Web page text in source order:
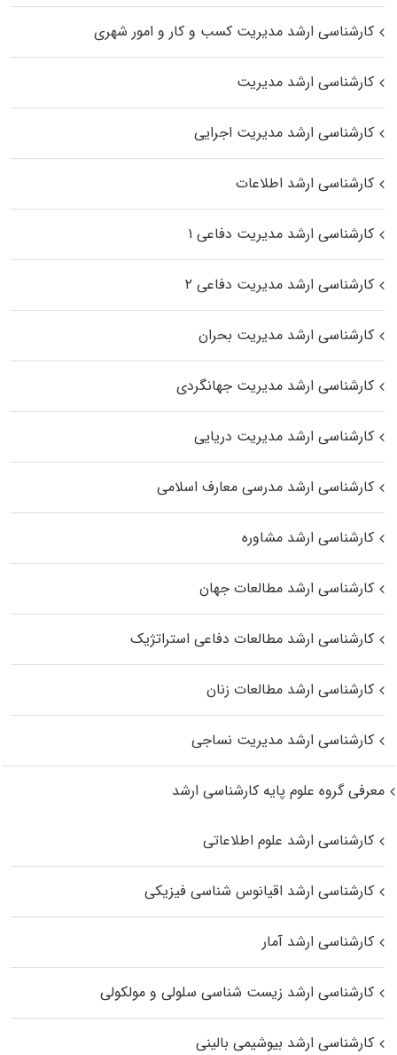
کارشناسی ارشد مدیریت کسب و کار و امور شهری
کارشناسی ارشد مدیریت
کارشناسی ارشد مدیریت اجرایی
کارشناسی ارشد اطلاعات
کارشناسی ارشد مدیریت دفاعی ۱
کارشناسی ارشد مدیریت دفاعی ۲
کارشناسی ارشد مدیریت بحران
کارشناسی ارشد مدیریت جهانگردی
کارشناسی ارشد مدیریت دریایی
کارشناسی ارشد مدرسی معارف اسلامی
کارشناسی ارشد مشاوره
کارشناسی ارشد مطالعات جهان
کارشناسی ارشد مطالعات دفاعی استراتژیک
کارشناسی ارشد مطالعات زنان
کارشناسی ارشد مدیریت نساجی
معرفی گروه علوم پایه کارشناسی ارشد
کارشناسی ارشد علوم اطلاعاتی
کارشناسی ارشد اقیانوس‌ شناسی فیزیکی
کارشناسی ارشد آمار
کارشناسی ارشد زیست شناسی سلولی و مولکولی
کارشناسی ارشد بیوشیمی بالینی